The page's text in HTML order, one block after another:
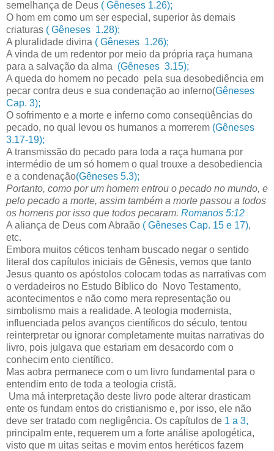
semelhança de Deus ( Gêneses 1.26);
O hom em como um ser especial, superior às demais
criaturas ( Gêneses 1.28);
A pluralidade divina ( Gêneses 1.26);
A vinda de um redentor por meio da própria raça humana
para a salvação da alma (Gêneses 3.15);
A queda do homem no pecado pela sua desobediência em
pecar contra deus e sua condenação ao inferno(Gêneses
Cap. 3);
O sofrimento e a morte e inferno como conseqüências do
pecado, no qual levou os humanos a morrerem (Gêneses
3.17-19);
A transmissão do pecado para toda a raça humana por
intermédio de um só homem o qual trouxe a desobediencia
e a condenação(Gêneses 5.3);
Portanto, como por um homem entrou o pecado no mundo, e
pelo pecado a morte, assim também a morte passou a todos
os homens por isso que todos pecaram. Romanos 5:12
A aliança de Deus com Abraão ( Gêneses Cap. 15 e 17),
etc.
Embora muitos céticos tenham buscado negar o sentido
literal dos capítulos iniciais de Gênesis, vemos que tanto
Jesus quanto os apóstolos colocam todas as narrativas com
o verdadeiros no Estudo Bíblico do Novo Testamento,
acontecimentos e não como mera representação ou
simbolismo mais a realidade. A teologia modernista,
influenciada pelos avanços científicos do século, tentou
reinterpretar ou ignorar completamente muitas narrativas do
livro, pois julgava que estariam em desacordo com o
conhecim ento científico.
Mas aobra permanece com o um livro fundamental para o
entendim ento de toda a teologia cristã.
Uma má interpretação deste livro pode alterar drasticam
ente os fundam entos do cristianismo e, por isso, ele não
deve ser tratado com negligência. Os capítulos de 1 a 3,
principalm ente, requerem um a forte análise apologética,
visto que m uitas seitas e movim entos heréticos fazem